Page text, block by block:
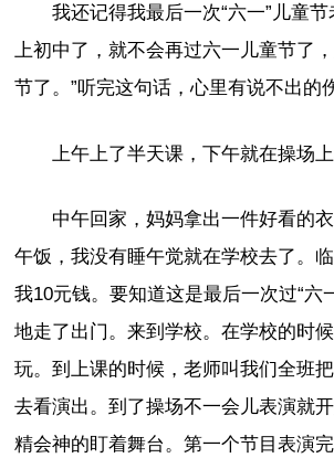
我还记得我最后一次“六一”儿童
上初中了，就不会再过六一儿童节了
节了。”听完这句话，心里有说不出的
上午上了半天课，下午就在操场上
中午回家，妈妈拿出一件好看的
午饭，我没有睡午觉就在学校去了。
我10元钱。要知道这是最后一次过“六
地走了出门。来到学校。在学校的时
玩。到上课的时候，老师叫我们全班
去看演出。到了操场不一会儿表演就
精会神的盯着舞台。第一个节目表演